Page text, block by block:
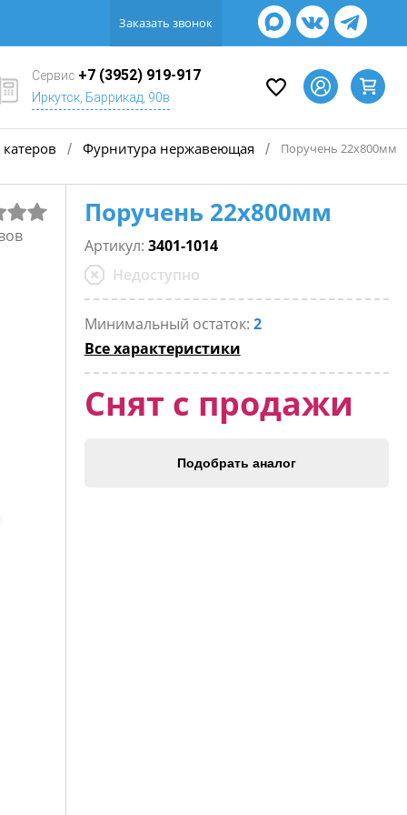
Заказать звонок
Сервис +7 (3952) 919-917
Иркутск, Баррикад, 90в
/ Фурнитура нержавеющая / Поручень 22х800мм
Поручень 22х800мм
Артикул: 3401-1014
Недоступно
Минимальный остаток: 2
Все характеристики
Снят с продажи
Подобрать аналог